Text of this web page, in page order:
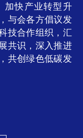
加快产业转型升
与会各方倡议发
技合作组织，汇
共识，深入推进
共创绿色低碳发